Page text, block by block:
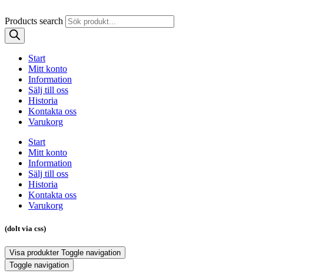
Products search
Start
Mitt konto
Information
Sälj till oss
Historia
Kontakta oss
Varukorg
Start
Mitt konto
Information
Sälj till oss
Historia
Kontakta oss
Varukorg
(dolt via css)
Visa produkter Toggle navigation
Toggle navigation